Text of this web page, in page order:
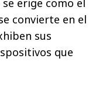
se erige como el
convierte en el
sus
que